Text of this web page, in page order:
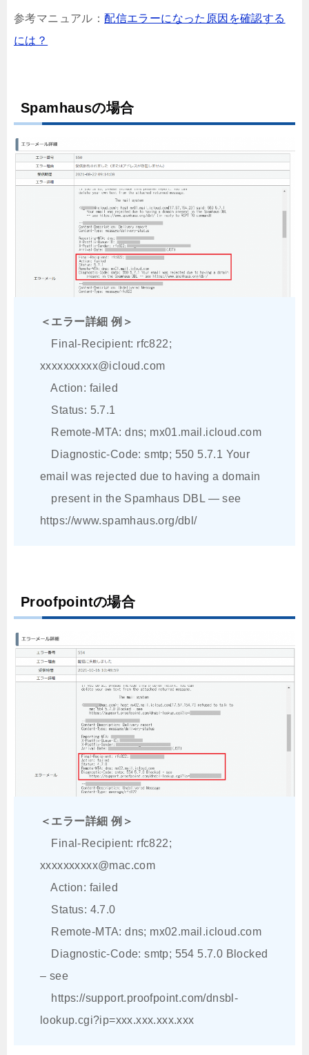
参考マニュアル：配信エラーになった原因を確認する
には？
Spamhausの場合
＜エラー詳細 例＞
Final-Recipient: rfc822;
xxxxxxxxxx@icloud.com
Action: failed
Status: 5.7.1
Remote-MTA: dns; mx01.mail.icloud.com
Diagnostic-Code: smtp; 550 5.7.1 Your
email was rejected due to having a domain
present in the Spamhaus DBL — see
https://www.spamhaus.org/dbl/
Proofpointの場合
＜エラー詳細 例＞
Final-Recipient: rfc822;
xxxxxxxxxx@mac.com
Action: failed
Status: 4.7.0
Remote-MTA: dns; mx02.mail.icloud.com
Diagnostic-Code: smtp; 554 5.7.0 Blocked
– see
https://support.proofpoint.com/dnsbl-
lookup.cgi?ip=xxx.xxx.xxx.xxx